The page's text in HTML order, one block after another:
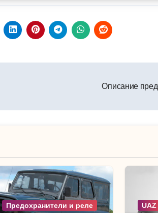
Описание
Предохранители и реле UAZ